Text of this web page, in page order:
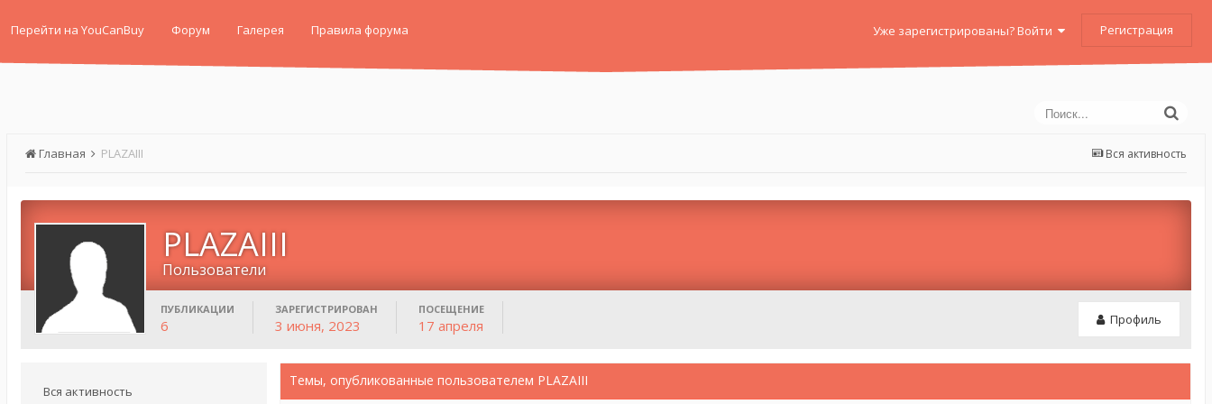
Перейти на YouCanBuy Форум Галерея Правила форума Уже зарегистрированы? Войти Регистрация
Вся активность
Главная PLAZAIII
PLAZAIII
Пользователи
Профиль
ПУБЛИКАЦИИ
6
ЗАРЕГИСТРИРОВАН
3 июня, 2023
ПОСЕЩЕНИЕ
17 апреля
Вся активность
Темы, опубликованные пользователем PLAZAIII